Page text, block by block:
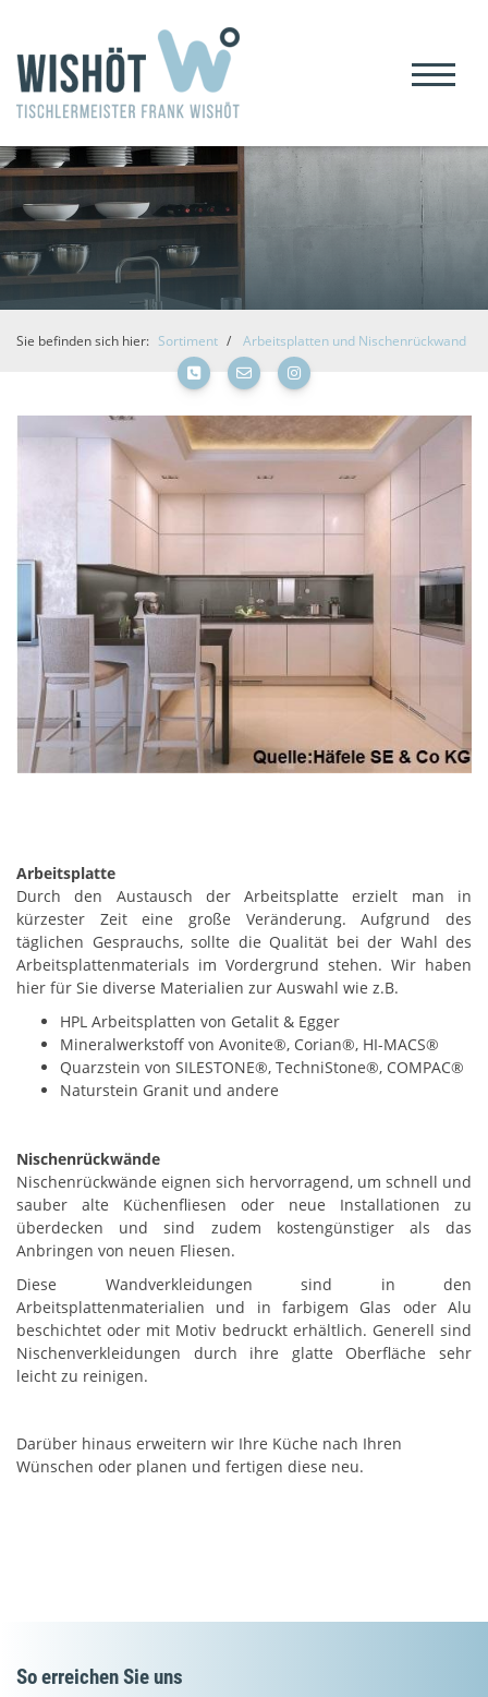
Sie befinden sich hier: Sortiment Arbeitsplatten und Nischenrückwand
Arbeitsplatte
Durch den Austausch der Arbeitsplatte erzielt man in
kürzester Zeit eine große Veränderung. Aufgrund des
täglichen Gesprauchs, sollte die Qualität bei der Wahl des
Arbeitsplattenmaterials im Vordergrund stehen. Wir haben
hier für Sie diverse Materialien zur Auswahl wie z.B.
HPL Arbeitsplatten von Getalit & Egger
Mineralwerkstoff von Avonite®, Corian®, HI-MACS®
Quarzstein von SILESTONE®, TechniStone®, COMPAC®
Naturstein Granit und andere
Nischenrückwände
Nischenrückwände eignen sich hervorragend, um schnell und
sauber alte Küchenfliesen oder neue Installationen zu
überdecken und sind zudem kostengünstiger als das
Anbringen von neuen Fliesen.
Diese Wandverkleidungen sind in den
Arbeitsplattenmaterialien und in farbigem Glas oder Alu
beschichtet oder mit Motiv bedruckt erhältlich. Generell sind
Nischenverkleidungen durch ihre glatte Oberfläche sehr
leicht zu reinigen.
Darüber hinaus erweitern wir Ihre Küche nach Ihren
Wünschen oder planen und fertigen diese neu.
So erreichen Sie uns